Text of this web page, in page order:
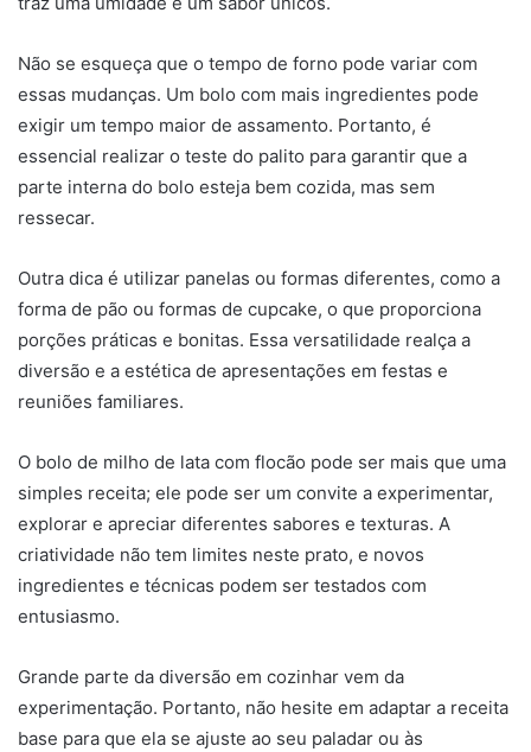
Não se esqueça que o tempo de forno pode variar com
essas mudanças. Um bolo com mais ingredientes pode
exigir um tempo maior de assamento. Portanto, é
essencial realizar o teste do palito para garantir que a
parte interna do bolo esteja bem cozida, mas sem
ressecar.
Outra dica é utilizar panelas ou formas diferentes, como a
forma de pão ou formas de cupcake, o que proporciona
porções práticas e bonitas. Essa versatilidade realça a
diversão e a estética de apresentações em festas e
reuniões familiares.
O bolo de milho de lata com flocão pode ser mais que uma
simples receita; ele pode ser um convite a experimentar,
explorar e apreciar diferentes sabores e texturas. A
criatividade não tem limites neste prato, e novos
ingredientes e técnicas podem ser testados com
entusiasmo.
Grande parte da diversão em cozinhar vem da
experimentação. Portanto, não hesite em adaptar a receita
base para que ela se ajuste ao seu paladar ou às